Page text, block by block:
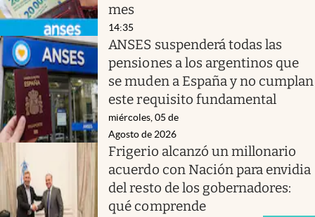
mes
14:35
ANSES suspenderá todas las
pensiones a los argentinos que
se muden a España y no cumplan
este requisito fundamental
miércoles, 05 de
Agosto de 2026
Frigerio alcanzó un millonario
acuerdo con Nación para envidia
del resto de los gobernadores:
qué comprende